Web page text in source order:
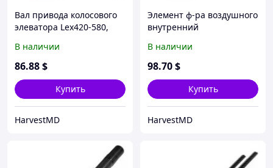
Вал привода колосового
элеватора Lex420-580,
В наличии
86.88$
Купить
HarvestMD
Элемент ф-ра воздушного
внутренний
6), JD/Lex480-580, Jag830-
900 (HiFi)
В наличии
98.70$
Купить
HarvestMD